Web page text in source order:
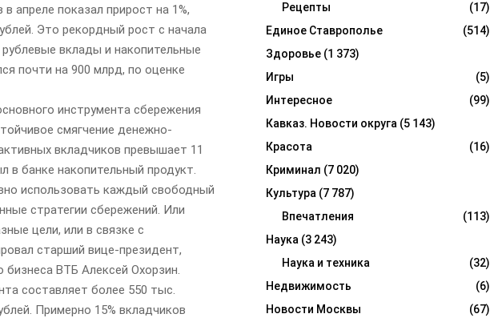
апреле показал прирост на 1%,
Это рекордный рост с начала
вклады и накопительные
почти на 900 млрд, по оценке
инструмента сбережения
смягчение денежно-
вкладчиков превышает 11
в банке накопительный продукт.
использовать каждый свободный
стратегии сбережений. Или
цели, или в связке с
старший вице-президент,
бизнеса ВТБ Алексей Охорзин.
составляет более 550 тыс.
Примерно 15% вкладчиков
Рецепты
(17)
Единое Ставрополье
(514)
Здоровье (1 373)
Игры
(5)
Интересное
(99)
Кавказ. Новости округа (5 143)
Красота
(16)
Криминал (7 020)
Культура (7 787)
Впечатления
(113)
Наука (3 243)
Наука и техника
(32)
Недвижимость
(6)
Новости Москвы
(67)